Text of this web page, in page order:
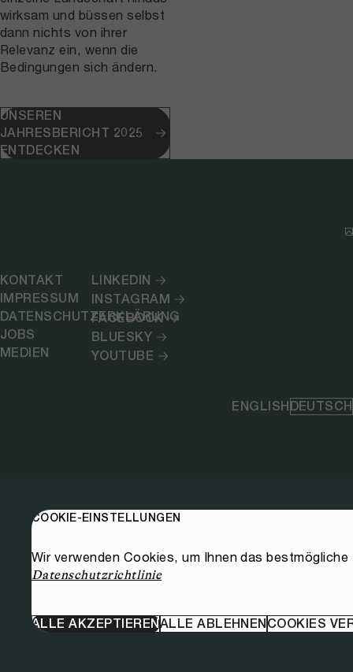
wirksam und büssen selbst
dann nichts von ihrer
Relevanz ein, wenn die
Bedingungen sich ändern.
UNSEREN
JAHRESBERICHT 2025
ENTDECKEN
KONTAKT
IMPRESSUM
DATENSCHUTZERKLÄRUNG
JOBS
MEDIEN
LINKEDIN
INSTAGRAM
FACEBOOK
BLUESKY
YOUTUBE
ENGLISH DEUTSCH
COOKIE-EINSTELLUNGEN
Wir verwenden Cookies, um Ihnen das
Datenschutzrichtlinie
ALLE AKZEPTIERENALLE ABLEHNEN COOKIES